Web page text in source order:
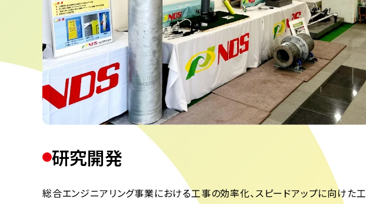
研究開発
総合エンジニアリング事業における⼯事の効率化、スピードアップに向けた⼯